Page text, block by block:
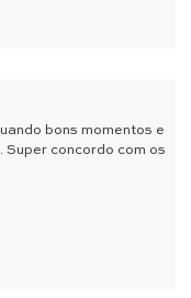
bons momentos e
Super concordo com os